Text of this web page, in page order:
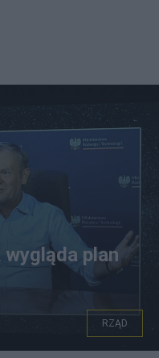
plan
RZĄD